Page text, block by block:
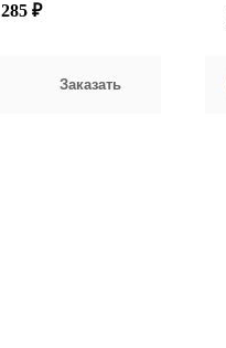
285 ₽
Заказать